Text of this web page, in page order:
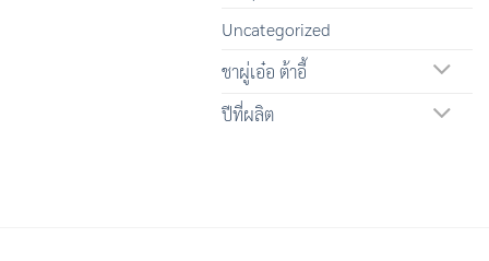
Uncategorized
ชาผู่เอ๋อ ต้าอี้
ปีที่ผลิต